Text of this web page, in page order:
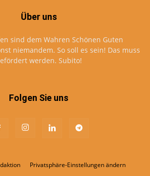
Über uns
sind dem Wahren Schönen Guten
niemandem. So soll es sein! Das muss
werden. Subito!
Folgen Sie uns
Privatsphäre-Einstellungen ändern